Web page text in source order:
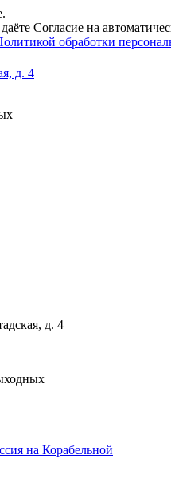
Согласие на
обработки
д. 4
д. 4
на Корабельной